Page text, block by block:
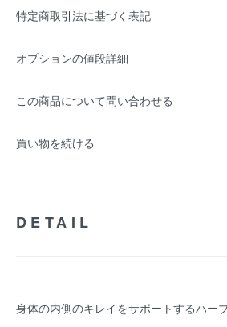
特定商取引法に基づく表記
オプションの値段詳細
この商品について問い合わせる
買い物を続ける
DETAIL
身体の内側のキレイをサポートするハー